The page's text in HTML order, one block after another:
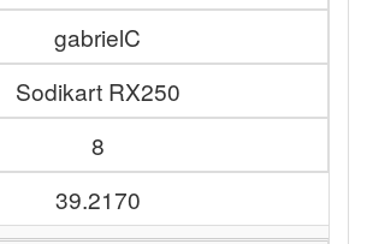
gabrielC
Sodikart RX250
8
39.2170